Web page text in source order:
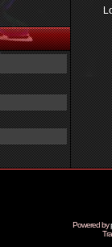
Powered by